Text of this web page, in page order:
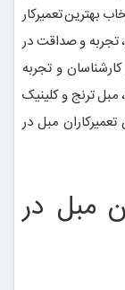
بهترین تعمیرکار
تجربه و صداقت در
و تجربه
مبل ترنج و کلینیک
مبل در
مبل در